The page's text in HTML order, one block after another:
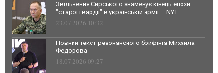
Звільнення Сирського знаменує кінець епохи
"старої гвардії" в українській армії — NYT
23.07.2026 10:32
Повний текст резонансного брифінга Михайла
Федорова
18.07.2026 09:27